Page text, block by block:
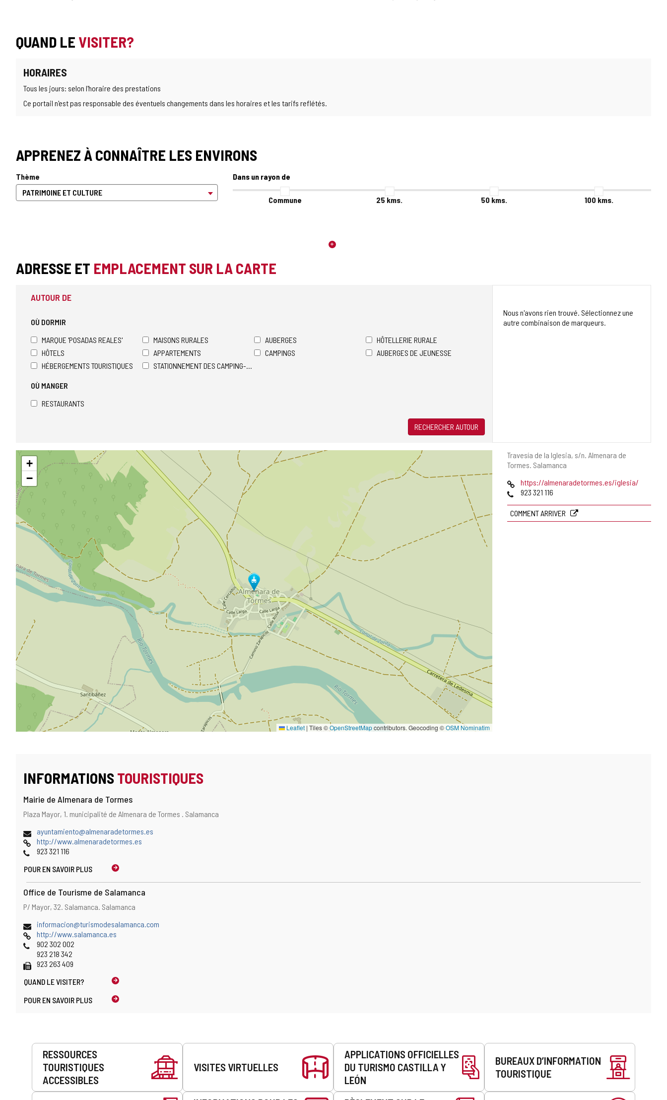
QUAND LE VISITER?
HORAIRES
Tous les jours: selon l'horaire des prestations
Ce portail n'est pas responsable des éventuels changements dans les horaires et les tarifs reflétés.
APPRENEZ À CONNAÎTRE LES ENVIRONS
Thème Dans un rayon de
Commune 25 kms. 50 kms. 100 kms.
ADRESSE ET EMPLACEMENT SUR LA CARTE
Adresse
postale
Travesía de la Iglesia, s/n. Almenara de
Tormes. Salamanca
Page
Web
https://almenaradetormes.es/iglesia/
Téléphones
923 321 116
COMMENT ARRIVER
AUTOUR DE
OÙ DORMIR
MARQUE 'POSADAS REALES'
MAISONS RURALES AUBERGES
HÔTELLERIE RURALE
HÔTELS
APPARTEMENTS CAMPINGS
AUBERGES DE JEUNESSE
HÉBERGEMENTS TOURISTIQUES
STATIONNEMENT DES CAMPING-CARS
OÙ MANGER
RESTAURANTS
RECHERCHER AUTOUR
Nous n'avons rien trouvé. Sélectionnez une
autre combinaison de marqueurs.
Sauter
carte
+
−
Leaflet | Tiles ©OpenStreetMapcontributors. Geocoding ©OSM Nominatim
INFORMATIONSTOURISTIQUES
Mairie de Almenara de Tormes
Adresse
emplacement
sur
la
carte
Adresse
Plaza Mayor, 1. municipalité de Almenara de Tormes . Salamanca
Adresse
de
courrier
ayuntamiento@almenaradetormes.es
Page
Web
http://www.almenaradetormes.es
Téléphones
923 321 116
POUR EN SAVOIR PLUS
Office de Tourisme de Salamanca
Adresse
emplacement
sur
la
carte
Adresse
P/ Mayor, 32. Salamanca. Salamanca
Adresse
de
courrier
électronique
informacion@turismodesalamanca.com
Page
Web
http://www.salamanca.es
Téléphones
902 302 002
923 218 342
Fax 923 263 409
QUAND LEVISITER?
POUR EN SAVOIR PLUS
Prestations
RESSOURCES
TOURISTIQUES
ACCESSIBLES
VISITES VIRTUELLES
APPLICATIONS OFFICIELLES
DU TURISMO CASTILLA Y
LEÓN
BUREAUX D’INFORMATION
TOURISTIQUE